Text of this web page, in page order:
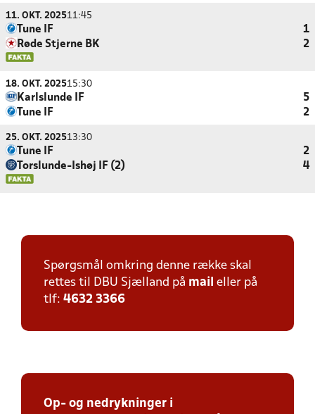
11. OKT. 202511:45
Tune IF
1
Røde Stjerne BK
2
18. OKT. 202515:30
Karlslunde IF
5
Tune IF
2
25. OKT. 202513:30
Tune IF
2
Torslunde-Ishøj IF (2)
4
Spørgsmål omkring denne række skal
rettes til DBU Sjælland på mail eller på
tlf: 4632 3366
Op- og nedrykninger i